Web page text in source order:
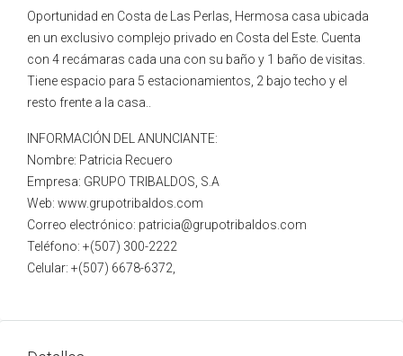
Oportunidad en Costa de Las Perlas, Hermosa casa ubicada
en un exclusivo complejo privado en Costa del Este. Cuenta
con 4 recámaras cada una con su baño y 1 baño de visitas.
Tiene espacio para 5 estacionamientos, 2 bajo techo y el
resto frente a la casa..
INFORMACIÓN DEL ANUNCIANTE:
Nombre: Patricia Recuero
Empresa: GRUPO TRIBALDOS, S.A
Web: www.grupotribaldos.com
Correo electrónico: patricia@grupotribaldos.com
Teléfono: +(507) 300-2222
Celular: +(507) 6678-6372,